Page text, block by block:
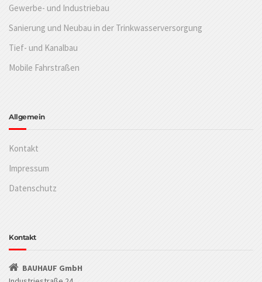
Gewerbe- und Industriebau
Sanierung und Neubau in der Trinkwasserversorgung
Tief- und Kanalbau
Mobile Fahrstraßen
Allgemein
Kontakt
Impressum
Datenschutz
Kontakt
BAUHAUF GmbH